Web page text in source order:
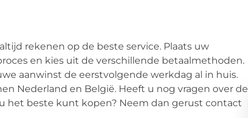
rekenen op de beste service. Plaats uw
en kies uit de verschillende betaalmethoden.
aanwinst de eerstvolgende werkdag al in huis.
Nederland en België. Heeft u nog vragen over de
het beste kunt kopen? Neem dan gerust contact